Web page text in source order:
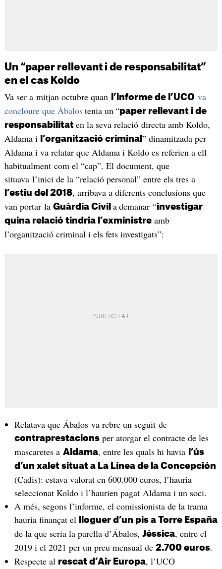
Un “paper rellevant i de responsabilitat”
en el cas Koldo
Va ser a mitjan octubre quan l’informe de l’UCO va
concloure que Ábalostenia un“paper rellevant i de
responsabilitat en la seva relació directa amb Koldo,
Aldama i l’organització criminal ” dinamitzada per
Aldama i va relatar que Aldama i Koldo es referien a ell
habitualment com el “cap”. El document, que
situava l’inici de la “relació personal” entre els tres a
l’estiu del 2018, arribava a diferents conclusions que
van portar la Guàrdia Civil ademanar “investigar
quina relació tindria l’exministreamb
l’organització criminal i els fets investigats”:
Relatava que Ábalos va rebre un seguit de
contraprestacionsper atorgar el contracte de les
mascaretes a Aldama, entre les quals hi havia
l’ús
d’un xalet situat a La Línea de la Concepción
(Cadis): estava valorat en 600.000 euros, l’hauria
seleccionat Koldo i l’haurien pagat Aldama i un soci.
A més, segons l’informe, el comissionista de la trama
hauria finançat el
lloguer d’un pis a Torre España
de la que seria la parella d’Ábalos, Jéssica, entre el
2019 i el 2021 per un preu mensual de 2.700 euros.
Respecte al rescat d’Air Europa, l’UCO